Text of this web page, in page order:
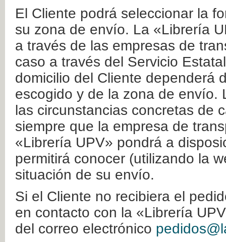
El Cliente podrá seleccionar la
su zona de envío. La «Librería
a través de las empresas de
caso a través del Servicio
domicilio del Cliente dependerá
escogido y de la zona de envío.
las circunstancias concretas de
siempre que la empresa de
«Librería UPV» pondrá a
permitirá conocer (utilizando la
situación de su envío.
Si el Cliente no recibiera el
en contacto con la «Librería
del correo electrónico